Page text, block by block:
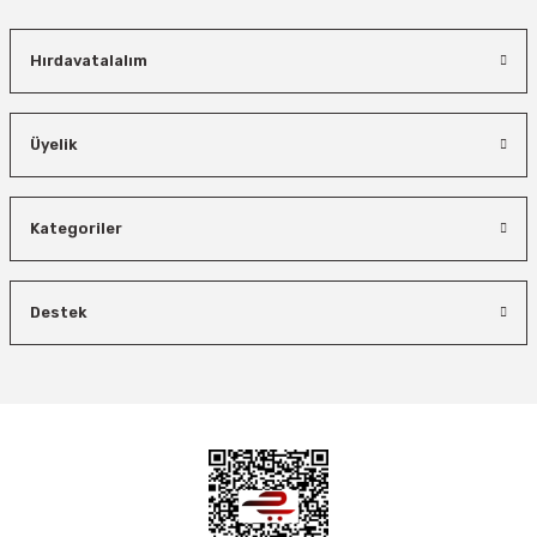
5.618,40 TL
Demiriz Kaynak
Demiriz CS 12000 T Zaman Ayarlı Kaporta Çektirme Makinesi 12 kVA
Hırdavatalalım
Üyelik
Kategoriler
Destek